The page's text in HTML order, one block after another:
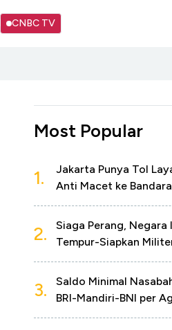
CNBC TV
Most Popular
1.
Jakarta Punya Tol
Anti Macet ke
2.
Siaga Perang, Negara
Tempur-Siapkan
3.
Saldo Minimal
BRI-Mandiri-BNI per